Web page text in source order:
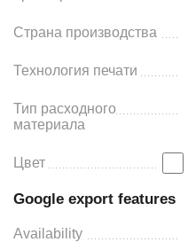
Страна производства
Технология печати
Тип расходного
материала
Цвет
Google export features
Availability